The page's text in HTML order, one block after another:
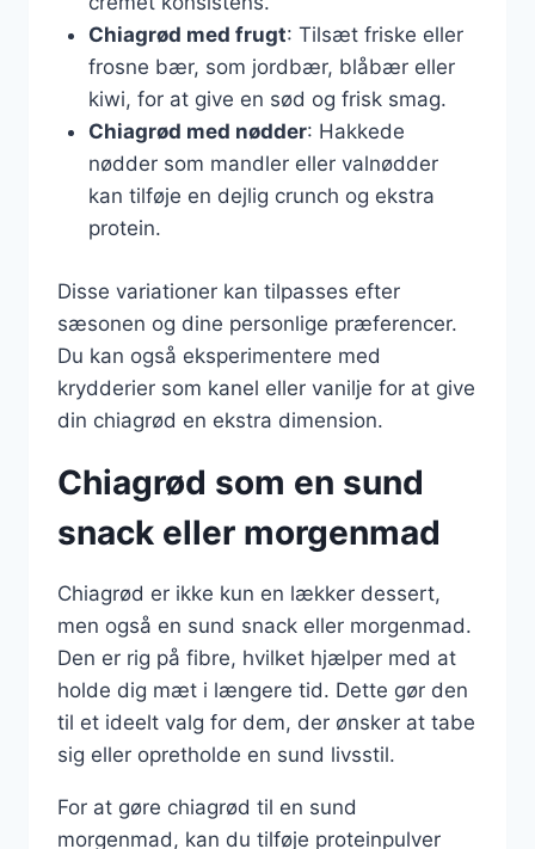
Chiagrød med frugt: Tilsæt friske eller
frosne bær, som jordbær, blåbær eller
kiwi, for at give en sød og frisk smag.
Chiagrød med nødder: Hakkede
nødder som mandler eller valnødder
kan tilføje en dejlig crunch og ekstra
protein.
Disse variationer kan tilpasses efter
sæsonen og dine personlige præferencer.
Du kan også eksperimentere med
krydderier som kanel eller vanilje for at give
din chiagrød en ekstra dimension.
Chiagrød som en sund
snack eller morgenmad
Chiagrød er ikke kun en lækker dessert,
men også en sund snack eller morgenmad.
Den er rig på fibre, hvilket hjælper med at
holde dig mæt i længere tid. Dette gør den
til et ideelt valg for dem, der ønsker at tabe
sig eller opretholde en sund livsstil.
For at gøre chiagrød til en sund
morgenmad, kan du tilføje proteinpulver